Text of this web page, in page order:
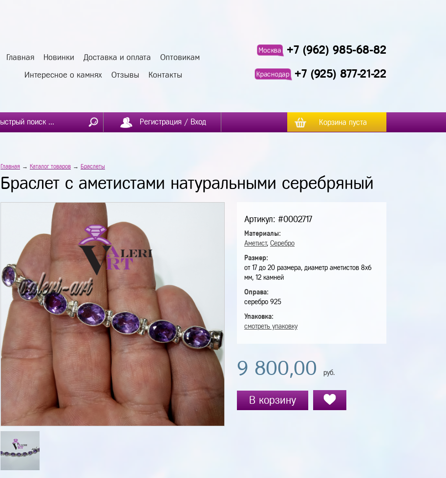
Главная Новинки Доставка и оплата Оптовикам
Интересное о камнях Отзывы Контакты
Москва +7 (962) 985-68-82
Краснодар +7 (925) 877-21-22
Регистрация / Вход Корзина пуста
Главная → Каталог товаров → Браслеты
Браслет с аметистами натуральными серебряный
Артикул: #0002717
Материалы:
Аметист, Серебро
Размер:
от 17 до 20 размера, диаметр аметистов 8х6
мм, 12 камней
Оправа:
серебро 925
Упаковка:
смотреть упаковку
9 800,00 руб.
В корзину